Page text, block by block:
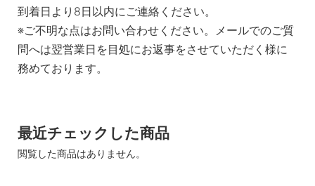
到着日より8日以内にご連絡ください。
※ご不明な点はお問い合わせください。メールでのご質
問へは翌営業日を目処にお返事をさせていただく様に
務めております。
最近チェックした商品
閲覧した商品はありません。